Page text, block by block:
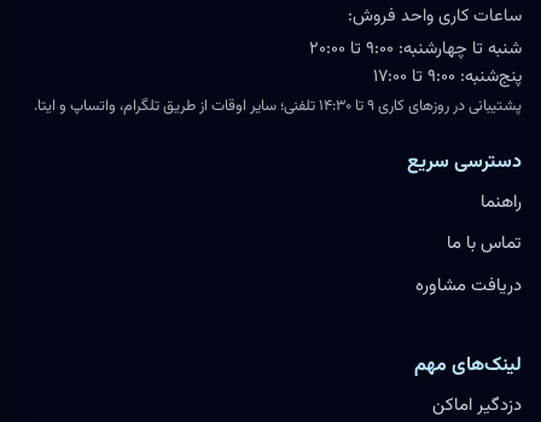
ساعات کاری واحد فروش:
شنبه تا چهارشنبه: ۹:۰۰ تا ۲۰:۰۰
پنج‌شنبه: ۹:۰۰ تا ۱۷:۰۰
پشتیبانی در روزهای کاری ۹ تا ۱۴:۳۰ تلفنی؛ سایر اوقات از طریق تلگرام، واتساپ و ایتا.
دسترسی سریع
راهنما
تماس با ما
دریافت مشاوره
لینک‌های مهم
دزدگیر اماکن